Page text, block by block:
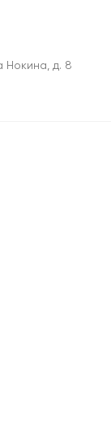
Нокина, д. 8